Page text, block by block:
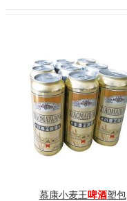
慕康小麦王啤酒塑包